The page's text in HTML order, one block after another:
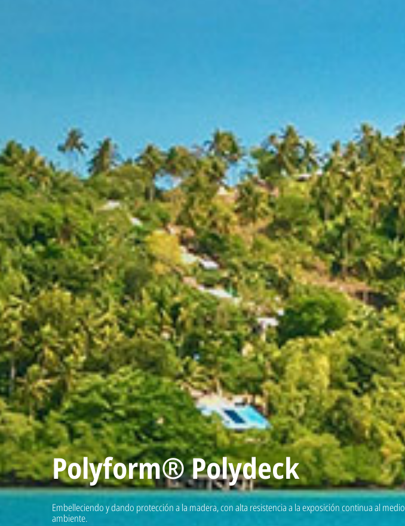
Polyform® Polydeck
Embelleciendo y dando protección a la madera, con alta resistencia a la exposición continua al medio
ambiente.